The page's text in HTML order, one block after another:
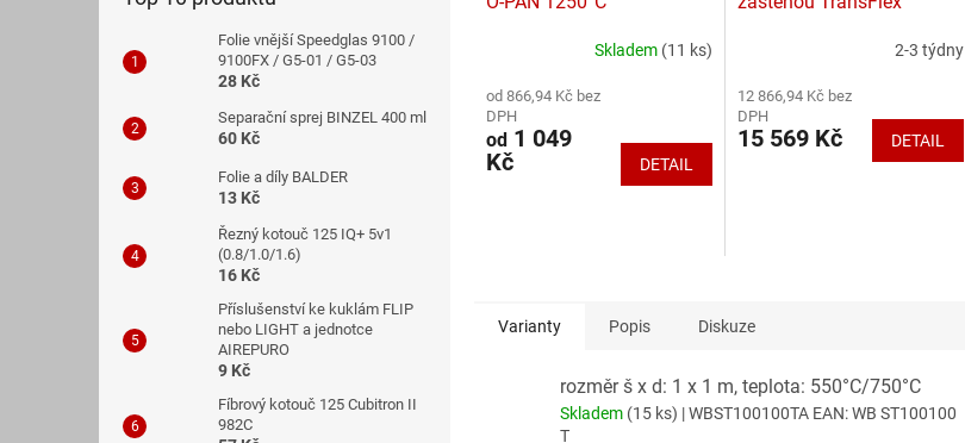
Folie vnější Speedglas 9100 /
9100FX / G5-01 / G5-03
28 Kč
Separační sprej BINZEL 400 ml
60 Kč
Folie a díly BALDER
13 Kč
Řezný kotouč 125 IQ+ 5v1
(0.8/1.0/1.6)
16 Kč
Příslušenství ke kuklám FLIP
nebo LIGHT a jednotce
AIREPURO
9 Kč
Fíbrový kotouč 125 Cubitron II
982C
produktu
je
5,0
z
Skladem (11 ks)
od 866,94 Kč bez
DPH
od 1 049
Kč
DETAIL
A
produktu
je
4,6
2-3 týdny
12 866,94 Kč bez
DPH
15 569 Kč DETAIL
Varianty Popis Diskuze
rozměr š x d: 1 x 1 m, teplota: 550°C/750°C
Skladem (15 ks) | WBST100100TA EAN:WB ST100100
T